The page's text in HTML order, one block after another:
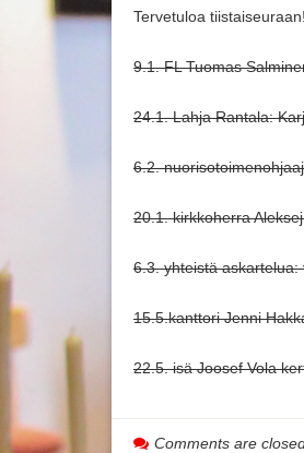
Tervetuloa tiistaiseuraan!
9.1. FL Tuomas
24.1. Lahja Rantala:
6.2.
20.1. kirkkoherra
6.3. yhteistä
15.5.kanttori Jenni
22.5. isä Joosef Vola
Comments are